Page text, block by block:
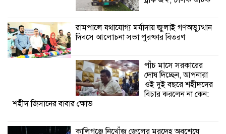
মিলল ইছামতী নদীতে
শ্রীউলা ইউনিয়ন
অনুষ্ঠিত
রামপালে যথাযোগ্য মর্যাদায় জুলাই গণঅভ্যুত্থান
দিবসে আলোচনা সভা পুরষ্কার বিতরণ
পাঁচ মাসে সরকারের
দোষ দিচ্ছেন, আপনারা
ওই দুই বছরে শহীদদের
বিচার করলেন না কেন:
শহীদ জিসানের বাবার ক্ষোভ
কালিগঞ্জে নিখোঁজ জেলের মরদেহ অবশেষে